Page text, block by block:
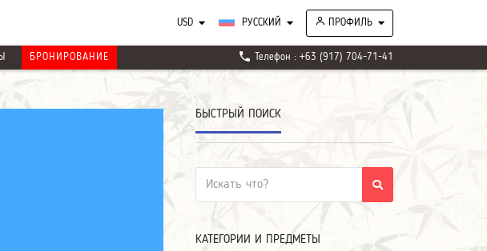
USD РУССКИЙ ПРОФИЛЬ
БРОНИРОВАНИЕ phone Телефон : +63 (917) 704-71-41
БЫСТРЫЙ ПОИСК
КАТЕГОРИИ И ПРЕДМЕТЫ